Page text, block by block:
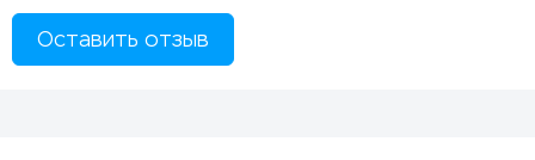
Оставить отзыв